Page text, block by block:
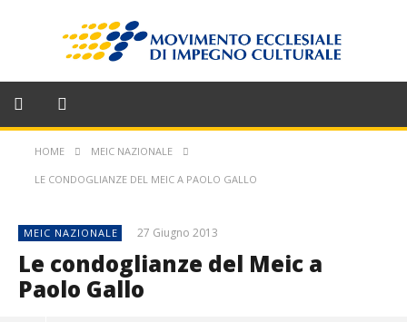
HOME MEIC NAZIONALE
LE CONDOGLIANZE DEL MEIC A PAOLO GALLO
MEIC NAZIONALE 27 Giugno 2013
Le condoglianze del Meic a
Paolo Gallo